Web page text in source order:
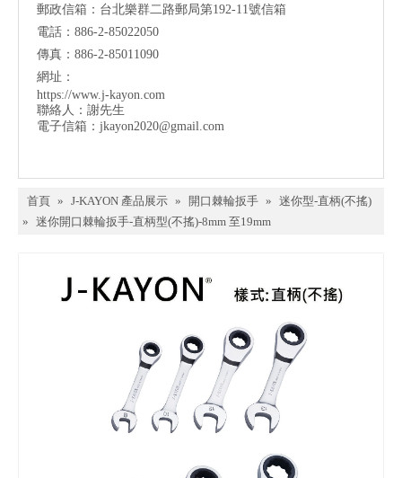
郵政信箱：台北樂群二路郵局第192-11號信箱
電話：886-2-85022050
傳真：886-2-85011090
網址：
https://www.j-kayon.com
聯絡人：謝先生
電子信箱： jkayon2020@gmail.com
首頁 » J-KAYON 產品展示 » 開口棘輪扳手 » 迷你型-直柄(不搖)
» 迷你開口棘輪扳手-直柄型(不搖)-8mm 至19mm